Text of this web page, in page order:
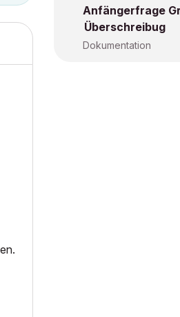
Anfängerfrage
Überschreibug
Dokumentation